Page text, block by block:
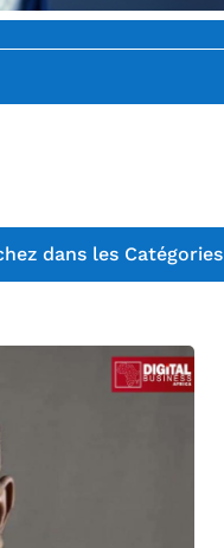
dans les Catégories